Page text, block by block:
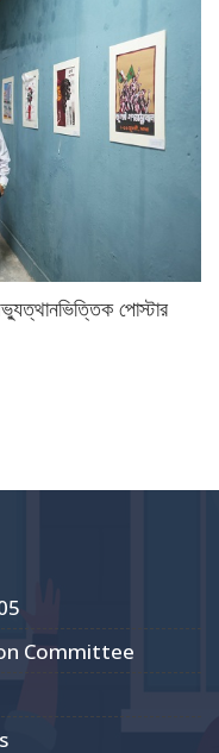
পোস্টার
Committee